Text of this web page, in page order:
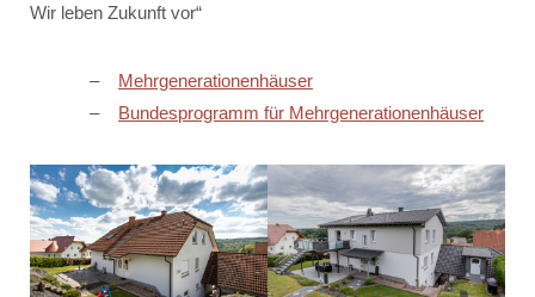
Wir leben Zukunft vor“
Mehrgenerationenhäuser
Bundesprogramm für Mehrgenerationenhäuser